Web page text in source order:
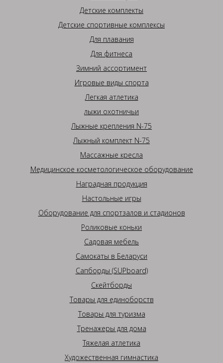
Детские комплекты
Детские спортивные комплексы
Для плавания
Для фитнеса
Зимний ассортимент
Игровые виды спорта
Легкая атлетика
лыжи охотничьи
Лыжные крепления N-75
Лыжный комплект N-75
Массажные кресла
Медицинское косметологическое оборудование
Наградная продукция
Настольные игры
Оборудование для спортзалов и стадионов
Роликовые коньки
Садовая мебель
Самокаты в Беларуси
Сапборды (SUPboard)
Скейтборды
Товары для единоборств
Товары для туризма
Тренажеры для дома
Тяжелая атлетика
Художественная гимнастика